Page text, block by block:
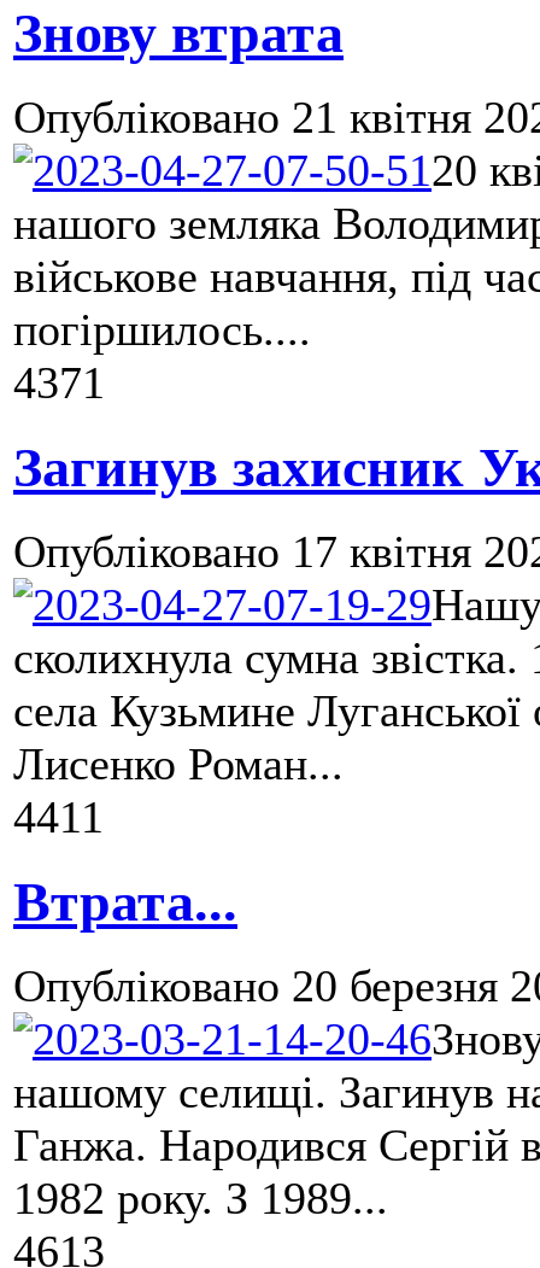
Знову втрата
Опубліковано 21 квітня
20
нашого земляка
військове навчання, під
погіршилось....
4371
Загинув захисник
Опубліковано 17 квітня
Нашу
сколихнула сумна
села Кузьмине
Лисенко Роман...
4411
Втрата...
Опубліковано 20 березня
нашому селищі. Загинув
Ганжа. Народився Сергій
1982 року. З 1989...
4613